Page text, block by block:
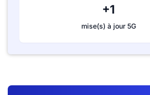
+1
mise(s) à jour 5G